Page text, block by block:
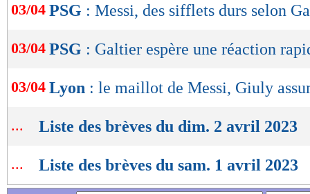
03/04 PSG : Messi, des sifflets durs selon
03/04 PSG : Galtier espère une réaction
03/04 Lyon : le maillot de Messi, Giuly
... Liste des brèves du dim. 2 avril 2023
... Liste des brèves du sam. 1 avril 2023